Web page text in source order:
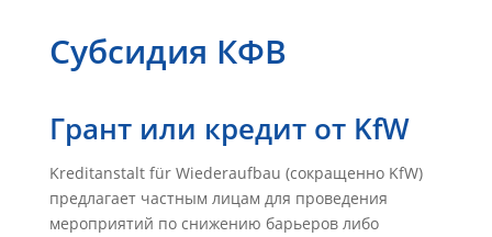
Субсидия КФВ
Грант или кредит от KfW
Kreditanstalt für Wiederaufbau (сокращенно KfW)
предлагает частным лицам для проведения
мероприятий по снижению барьеров либо